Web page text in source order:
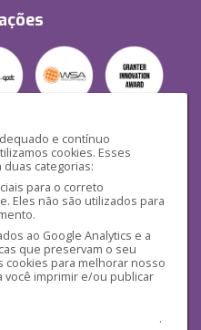
e contínuo
cookies. Esses
categorias:
para o correto
Eles não são utilizados para
ao Google Analytics e a
que preservam o seu
cookies para melhorar nosso
você imprimir e/ou publicar
.